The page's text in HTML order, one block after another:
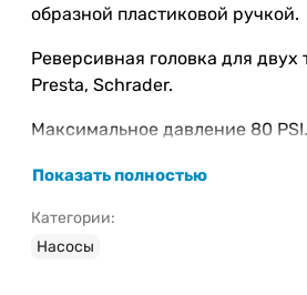
образной пластиковой ручкой.
Реверсивная головка для двух
Presta, Schrader.
Максимальное давление 80 PSI.
В комплекте: крепление.
Цвет: чёрный.
Показать полностью
Категории:
Насосы